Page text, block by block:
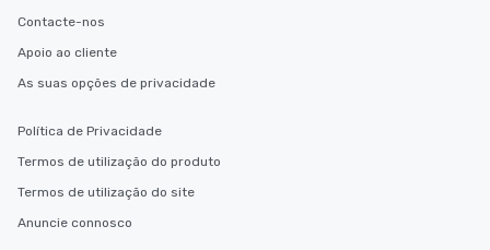
Contacte-nos
Apoio ao cliente
As suas opções de privacidade
Política de Privacidade
Termos de utilização do produto
Termos de utilização do site
Anuncie connosco